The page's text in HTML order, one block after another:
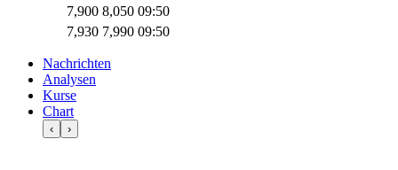
7,900 8,050 09:50
7,930 7,990 09:50
Nachrichten
Analysen
Kurse
Chart
‹ ›